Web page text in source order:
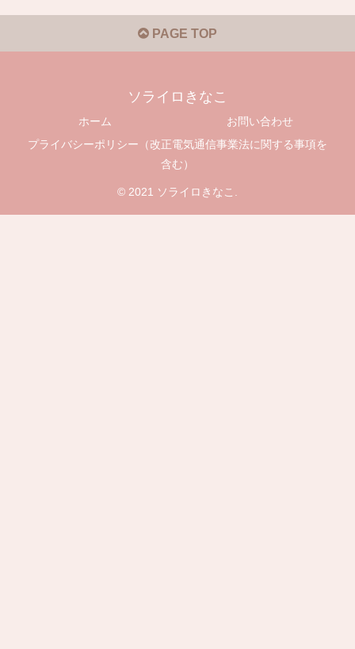
PAGE TOP
ソライロきなこ
ホーム
お問い合わせ
プライバシーポリシー（改正電気通信事業法に関する事項を
含む）
© 2021 ソライロきなこ.